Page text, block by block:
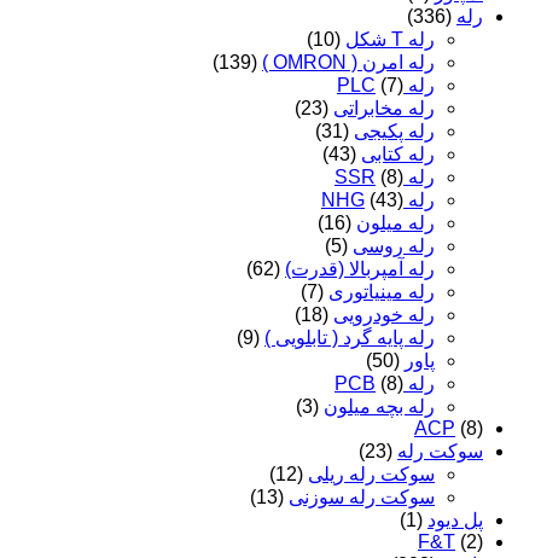
رله (336)
رله T شکل
(10)
رله امرن ( OMRON )
(139)
رله PLC (7)
رله مخابراتی (23)
رله پکیجی (31)
رله کتابی (43)
رله SSR (8)
رله NHG (43)
رله میلون (16)
رله روسی (5)
رله آمپربالا (قدرت) (62)
رله مینیاتوری (7)
رله خودرویی (18)
رله پایه گرد ( تابلویی ) (9)
پاور (50)
رله PCB (8)
رله بچه میلون (3)
ACP (8)
سوکت رله (23)
سوکت رله ریلی (12)
سوکت رله سوزنی (13)
پل دیود (1)
F&T (2)